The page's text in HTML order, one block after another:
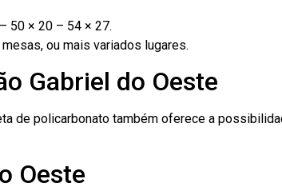
50 × 20 – 54 × 27.
ou mais variados lugares.
Gabriel do Oeste
de policarbonato também oferece a
Oeste